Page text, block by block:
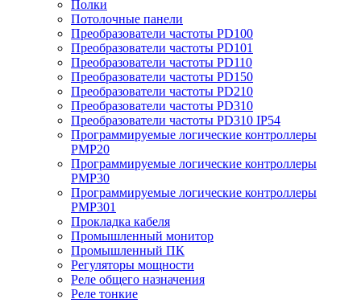
Полки
Потолочные панели
Преобразователи частоты PD100
Преобразователи частоты PD101
Преобразователи частоты PD110
Преобразователи частоты PD150
Преобразователи частоты PD210
Преобразователи частоты PD310
Преобразователи частоты PD310 IP54
Программируемые логические контроллеры
PMP20
Программируемые логические контроллеры
PMP30
Программируемые логические контроллеры
PMP301
Прокладка кабеля
Промышленный монитор
Промышленный ПК
Регуляторы мощности
Реле общего назначения
Реле тонкие